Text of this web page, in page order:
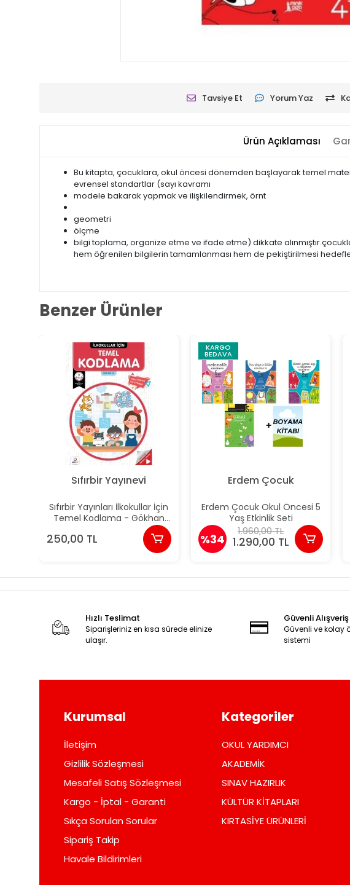
Tavsiye Et Yorum Yaz
Ürün Açıklaması
Bu kitapta, çocuklara, okul öncesi dönemden başlayarak temel
evrensel standartlar (sayı kavramı
modele bakarak yapmak ve ilişkilendirmek, örnt
geometri
ölçme
bilgi toplama, organize etme ve ifade etme) dikkate
hem öğrenilen bilgilerin tamamlanması hem de pekiştirilmesi
Benzer Ürünler
Sıfırbir Yayınevi
Sıfırbir Yayınları İlkokullar İçin
Temel Kodlama - Gökhan
250,00 TL
KARGO
BEDAVA
Erdem Çocuk
Erdem Çocuk Okul Öncesi 5
Yaş Etkinlik Seti
%34
1.960,00 TL
1.290,00 TL
Hızlı Teslimat
Siparişleriniz en kısa sürede elinize
ulaşır.
Güvenli Alışveriş
Güvenli ve kolay
sistemi
Kurumsal
İletişim
Gizlilik Sözleşmesi
Mesafeli Satış Sözleşmesi
Kargo - İptal - Garanti
Sıkça Sorulan Sorular
Sipariş Takip
Havale Bildirimleri
Kategoriler
OKUL YARDIMCI
AKADEMİK
SINAV HAZIRLIK
KÜLTÜR KİTAPLARI
KIRTASİYE ÜRÜNLERİ